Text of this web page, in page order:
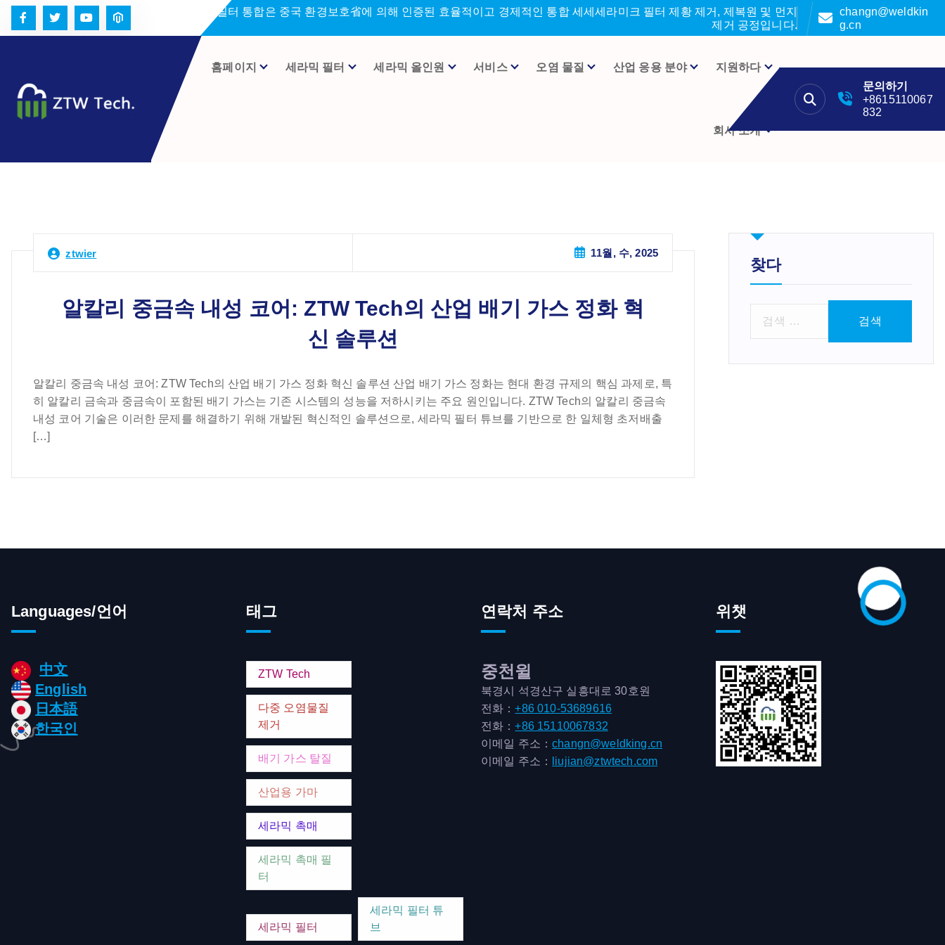
세라미크 필터 통합은 중국 환경보호省에 의해 인증된 효율적이고 경제적인 통합 세세세라미크 필터 제황 제거, 제복원 및 먼지
제거 공정입니다.
changn@weldkin
g.cn
홈페이지 세라믹 필터 세라믹 올인원 서비스 오염 물질 산업 응용 분야 지원하다
회사 소개
문의하기
+8615110067
832
ztwier 11월, 수, 2025
알칼리 중금속 내성 코어: ZTW Tech의 산업 배기 가스 정화 혁
신 솔루션
알칼리 중금속 내성 코어: ZTW Tech의 산업 배기 가스 정화 혁신 솔루션 산업 배기 가스 정화는 현대 환경 규제의 핵심 과제로, 특
히 알칼리 금속과 중금속이 포함된 배기 가스는 기존 시스템의 성능을 저하시키는 주요 원인입니다. ZTW Tech의 알칼리 중금속
내성 코어 기술은 이러한 문제를 해결하기 위해 개발된 혁신적인 솔루션으로, 세라믹 필터 튜브를 기반으로 한 일체형 초저배출
[…]
찾다
Languages/언어
中文
English
日本語
한국인
태그
ZTW Tech
다중 오염물질
제거
배기 가스 탈질
산업용 가마
세라믹 촉매
세라믹 촉매 필
터
세라믹 필터
세라믹 필터 튜
브
연락처 주소
중천윌
북경시 석경산구 실흥대로 30호원
전화：+86 010-53689616
전화：+86 15110067832
이메일 주소：changn@weldking.cn
이메일 주소：
liujian@ztwtech.com
위챗